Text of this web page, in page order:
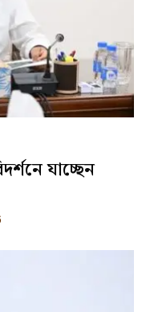
যাচ্ছেন